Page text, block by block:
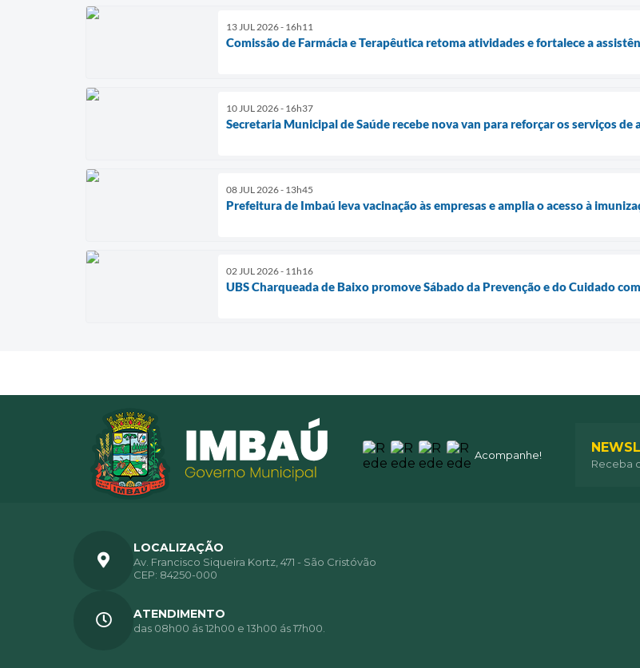
13 JUL 2026 - 16h11
Comissão de Farmácia e Terapêutica retoma atividades e fortalece a
10 JUL 2026 - 16h37
Secretaria Municipal de Saúde recebe nova van para reforçar os serviços
08 JUL 2026 - 13h45
Prefeitura de Imbaú leva vacinação às empresas e amplia o acesso à
02 JUL 2026 - 11h16
UBS Charqueada de Baixo promove Sábado da Prevenção e do Cuidado
Acompanhe!
Receba
LOCALIZAÇÃO
Av. Francisco Siqueira Kortz, 471 - São Cristóvão
CEP: 84250-000
ATENDIMENTO
das 08h00 ás 12h00 e 13h00 ás 17h00.